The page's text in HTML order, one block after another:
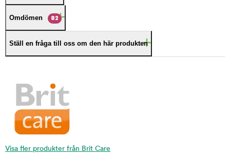
Omdömen 82
Ställ en fråga till oss om den här produkten
Visa fler produkter från Brit Care